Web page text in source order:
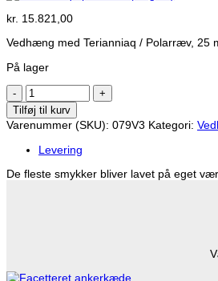
kr. 15.821,00
Vedhæng med Terianniaq / Polarræv, 25
På lager
Terianniaq
/
polarræv
(8k
antal
Tilføj til kurv
Varenummer (SKU): 079V3 Kategori:
Levering
De fleste smykker bliver lavet på eget